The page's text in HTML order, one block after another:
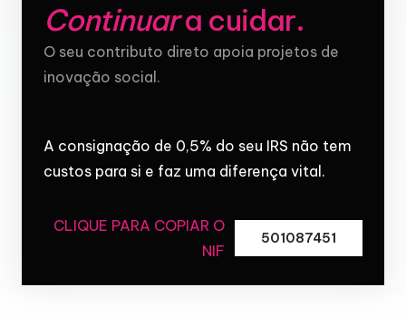
Continuara cuidar.
O seu contributo direto apoia projetos de
inovação social.
A consignação de 0,5% do seu IRS não tem
custos para si e faz uma diferença vital.
CLIQUE PARA COPIAR O
NIF
501087451